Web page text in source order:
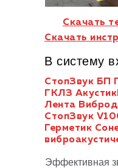
Эффективная
В систему
СтопЗвук БП
ГКЛЗ
Лента
СтопЗвук
Герметик
Скачать
Скачать